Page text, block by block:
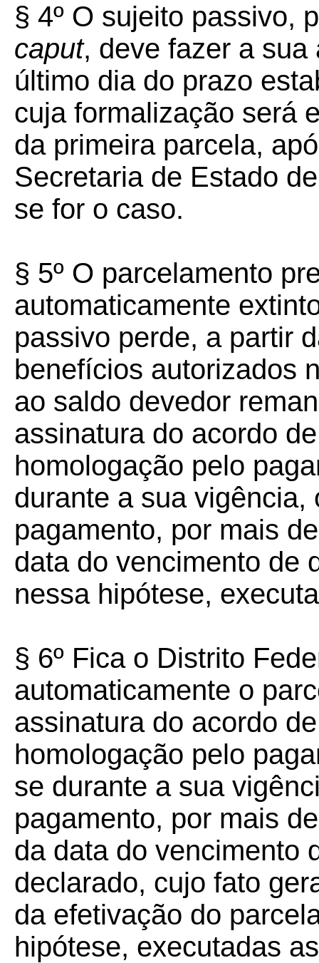
§ 4º O sujeito passivo,
caput, deve fazer a sua
último dia do prazo
cuja formalização será
da primeira parcela,
Secretaria de Estado
se for o caso.
§ 5º O parcelamento
automaticamente
passivo perde, a partir
benefícios autorizados
ao saldo devedor
assinatura do acordo
homologação pelo
durante a sua vigência,
pagamento, por mais
data do vencimento de
nessa hipótese,
§ 6º Fica o Distrito
automaticamente o
assinatura do acordo
homologação pelo
se durante a sua
pagamento, por mais
da data do vencimento
declarado, cujo fato
da efetivação do
hipótese, executadas